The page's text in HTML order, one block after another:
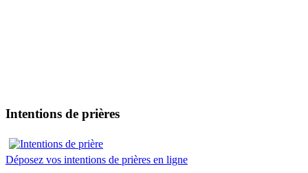
Intentions de prières
Déposez vos intentions de prières en ligne